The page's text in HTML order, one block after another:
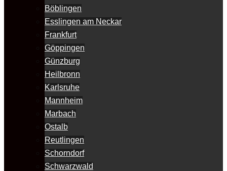
Böblingen
Esslingen am Neckar
Frankfurt
Göppingen
Günzburg
Heilbronn
Karlsruhe
Mannheim
Marbach
Ostalb
Reutlingen
Schorndorf
Schwarzwald